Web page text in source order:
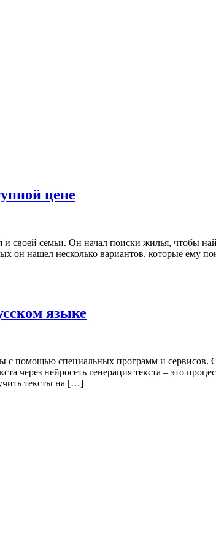
цене
и своей семьи. Он начал поиски жилья, чтобы
он нашел несколько вариантов, которые ему
языке
с помощью специальных программ и сервисов.
через нейросеть генерация текста – это
тексты на […]